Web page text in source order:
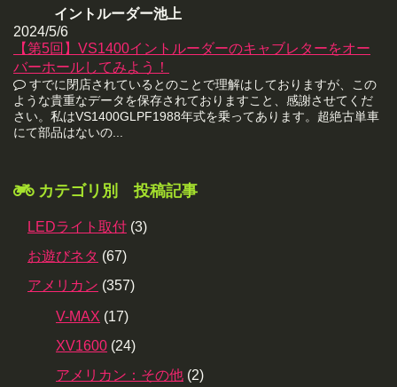
イントルーダー池上
2024/5/6
【第5回】VS1400イントルーダーのキャブレターをオー
バーホールしてみよう！
すでに閉店されているとのことで理解はしておりますが、この
ような貴重なデータを保存されておりますこと、感謝させてくだ
さい。私はVS1400GLPF1988年式を乗ってあります。超絶古単車
にて部品はないの...
カテゴリ別 投稿記事
LEDライト取付 (3)
お遊びネタ (67)
アメリカン (357)
V-MAX (17)
XV1600 (24)
アメリカン：その他 (2)